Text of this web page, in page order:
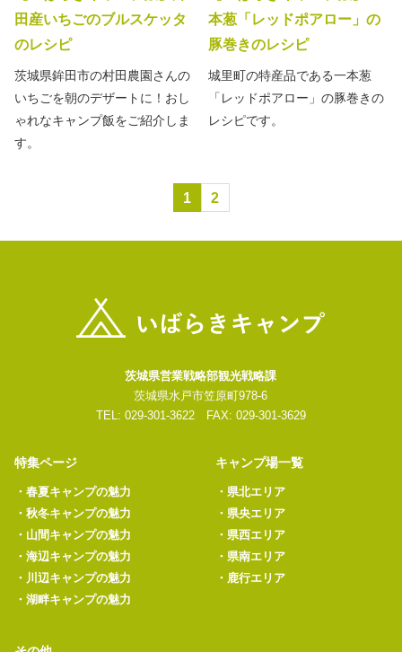
田産いちごのブルスケッタ
のレシピ
茨城県鉾田市の村田農園さんの
いちごを朝のデザートに！おし
ゃれなキャンプ飯をご紹介しま
す。
本葱「レッドポアロー」の
豚巻きのレシピ
城里町の特産品である一本葱
「レッドポアロー」の豚巻きの
レシピです。
1 2
茨城県営業戦略部観光戦略課
茨城県水戸市笠原町978-6
TEL: 029-301-3622 FAX: 029-301-3629
特集ページ
・ 春夏キャンプの魅力
・ 秋冬キャンプの魅力
・ 山間キャンプの魅力
・ 海辺キャンプの魅力
・ 川辺キャンプの魅力
・ 湖畔キャンプの魅力
キャンプ場一覧
・ 県北エリア
・ 県央エリア
・ 県西エリア
・ 県南エリア
・ 鹿行エリア